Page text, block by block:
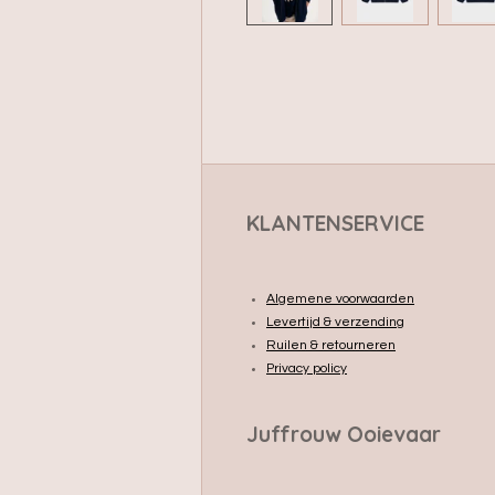
KLANTENSERVICE
Algemene voorwaarden
Levertijd & verzending
Ruilen & retourneren
Privacy policy
Juffrouw Ooievaar